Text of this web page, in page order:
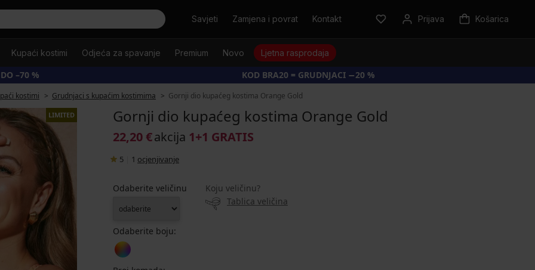
TražitiSavjeti Zamjena i povrat Kontakt Prijava Košarica
Kupaći kostimi Odjeća za spavanje Premium Novo Ljetna rasprodaja
–70 % KOD BRA20 = GRUDNJACI −20 %
kostimi Grudnjaci s kupaćim kostimima Gornji dio kupaćeg kostima Orange Gold
LIMITED Gornji dio kupaćeg kostima Orange Gold
22,20 €akcija 1+1 GRATIS
5 1 ocjenjivanje
Odaberite veličinu
Koju veličinu?
Tablica veličina
Odaberite boju: